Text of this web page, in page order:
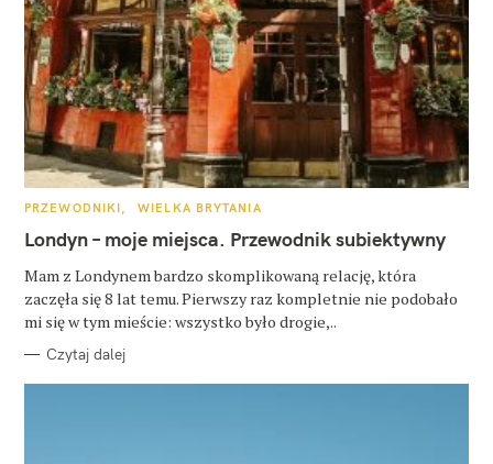
K
T
E
O
R
I
PRZEWODNIKI WIELKA BRYTANIA
Londyn – moje miejsca. Przewodnik subiektywny
Mam z Londynem bardzo skomplikowaną relację, która
zaczęła się 8 lat temu. Pierwszy raz kompletnie nie podobało
mi się w tym mieście: wszystko było drogie,..
Czytaj dalej